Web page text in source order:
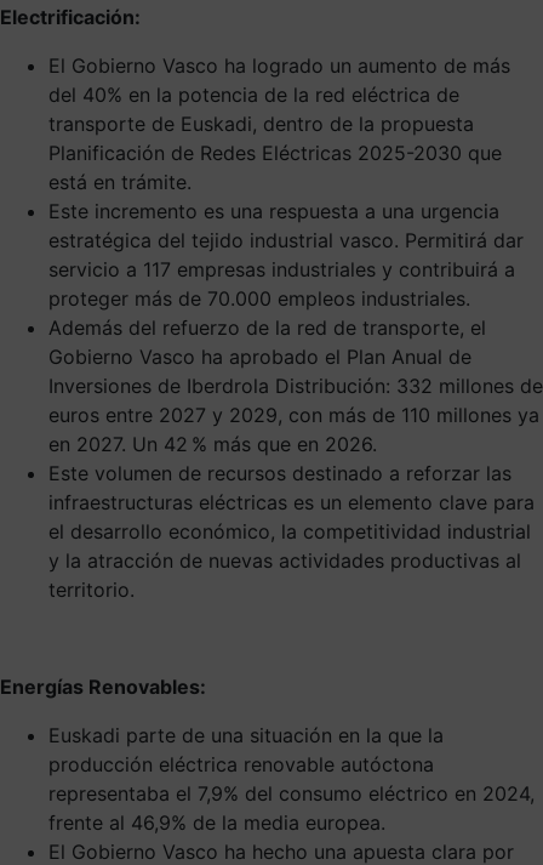
Electrificación:
El Gobierno Vasco ha logrado un aumento de más
del 40% en la potencia de la red eléctrica de
transporte de Euskadi, dentro de la propuesta
Planificación de Redes Eléctricas 2025-2030 que
está en trámite.
Este incremento es una respuesta a una urgencia
estratégica del tejido industrial vasco. Permitirá dar
servicio a 117 empresas industriales y contribuirá a
proteger más de 70.000 empleos industriales.
Además del refuerzo de la red de transporte, el
Gobierno Vasco ha aprobado el Plan Anual de
Inversiones de Iberdrola Distribución: 332 millones de
euros entre 2027 y 2029, con más de 110 millones ya
en 2027. Un 42 % más que en 2026.
Este volumen de recursos destinado a reforzar las
infraestructuras eléctricas es un elemento clave para
el desarrollo económico, la competitividad industrial
y la atracción de nuevas actividades productivas al
territorio.
Energías Renovables:
Euskadi parte de una situación en la que la
producción eléctrica renovable autóctona
representaba el 7,9% del consumo eléctrico en 2024,
frente al 46,9% de la media europea.
El Gobierno Vasco ha hecho una apuesta clara por